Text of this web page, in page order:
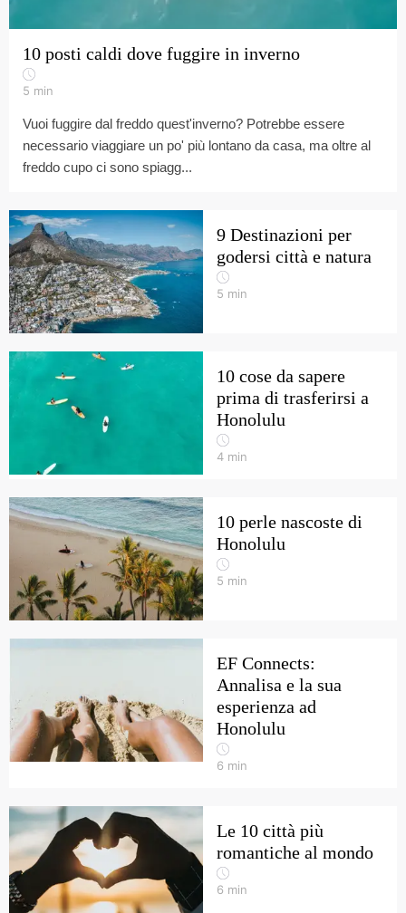
10 posti caldi dove fuggire in inverno
5 min
Vuoi fuggire dal freddo quest'inverno? Potrebbe essere
necessario viaggiare un po' più lontano da casa, ma oltre al
freddo cupo ci sono spiagg...
9 Destinazioni per
godersi città e natura
5 min
10 cose da sapere
prima di trasferirsi a
Honolulu
4 min
10 perle nascoste di
Honolulu
5 min
EF Connects:
Annalisa e la sua
esperienza ad
Honolulu
6 min
Le 10 città più
romantiche al mondo
6 min